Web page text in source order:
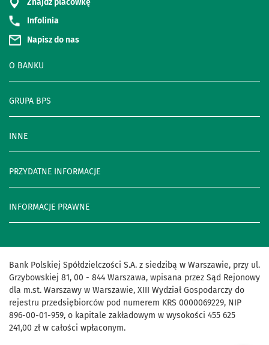
Znajdź placówkę
Infolinia
Napisz do nas
O BANKU
GRUPA BPS
INNE
PRZYDATNE INFORMACJE
INFORMACJE PRAWNE
Bank Polskiej Spółdzielczości S.A. z siedzibą w Warszawie, przy ul.
Grzybowskiej 81, 00 - 844 Warszawa, wpisana przez Sąd Rejonowy
dla m.st. Warszawy w Warszawie, XIII Wydział Gospodarczy do
rejestru przedsiębiorców pod numerem KRS 0000069229, NIP
896-00-01-959, o kapitale zakładowym w wysokości 455 625
241,00 zł w całości wpłaconym.